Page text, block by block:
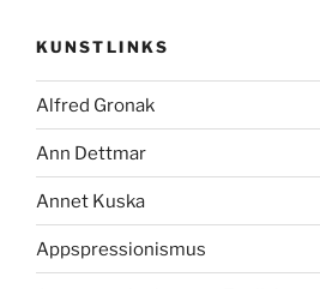
KUNSTLINKS
Alfred Gronak
Ann Dettmar
Annet Kuska
Appspressionismus